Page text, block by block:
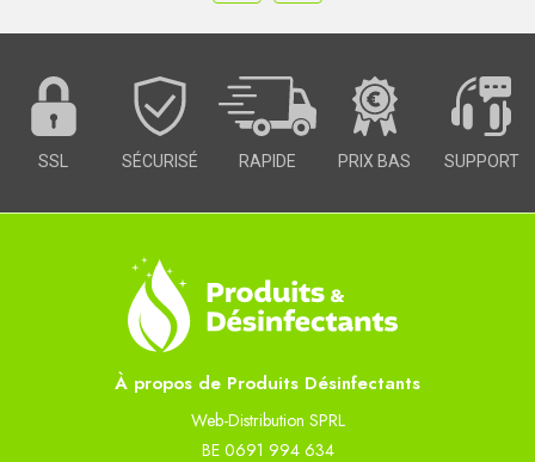
SSL SÉCURISÉ RAPIDE PRIX BAS SUPPORT
À propos de Produits Désinfectants
Web-Distribution SPRL
BE 0691 994 634